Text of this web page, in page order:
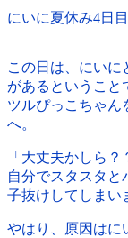
にいに夏休み4日目
この日は、にいに
があるということ
ツルぴっこちゃん
へ。
「大丈夫かしら
自分でスタスタと
子抜けしてしまい
やはり、原因はに